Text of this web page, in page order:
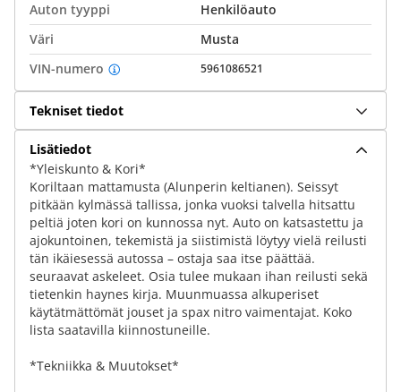
Auton tyyppi
Henkilöauto
Väri
Musta
VIN-numero
5961086521
Tekniset tiedot
Lisätiedot
*Yleiskunto & Kori*
Koriltaan mattamusta (Alunperin keltianen). Seissyt
pitkään kylmässä tallissa, jonka vuoksi talvella hitsattu
peltiä joten kori on kunnossa nyt. Auto on katsastettu ja
ajokuntoinen, tekemistä ja siistimistä löytyy vielä reilusti
tän ikäiesessä autossa – ostaja saa itse päättää.
seuraavat askeleet. Osia tulee mukaan ihan reilusti sekä
tietenkin haynes kirja. Muunmuassa alkuperiset
käytätmättömät jouset ja spax nitro vaimentajat. Koko
lista saatavilla kiinnostuneille.
*Tekniikka & Muutokset*